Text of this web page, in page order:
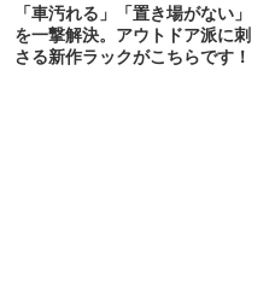
「車汚れる」「置き場がない」
を一撃解決。アウトドア派に刺
さる新作ラックがこちらです！